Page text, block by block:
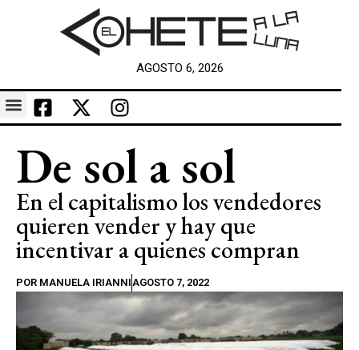
AGOSTO 6, 2026
De sol a sol
En el capitalismo los vendedores
quieren vender y hay que
incentivar a quienes compran
POR MANUELA IRIANNIAGOSTO 7, 2022